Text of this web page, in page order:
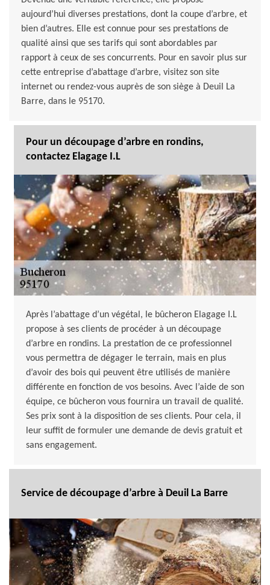
aujourd’hui diverses prestations, dont la coupe d’arbre, et
bien d’autres. Elle est connue pour ses prestations de
qualité ainsi que ses tarifs qui sont abordables par
rapport à ceux de ses concurrents. Pour en savoir plus sur
cette entreprise d’abattage d’arbre, visitez son site
internet ou rendez-vous auprès de son siège à Deuil La
Barre, dans le 95170.
Pour un découpage d’arbre en rondins,
contactez Elagage I.L
Après l’abattage d’un végétal, le bûcheron Elagage I.L
propose à ses clients de procéder à un découpage
d’arbre en rondins. La prestation de ce professionnel
vous permettra de dégager le terrain, mais en plus
d’avoir des bois qui peuvent être utilisés de manière
différente en fonction de vos besoins. Avec l’aide de son
équipe, ce bûcheron vous fournira un travail de qualité.
Ses prix sont à la disposition de ses clients. Pour cela, il
leur suffit de formuler une demande de devis gratuit et
sans engagement.
Service de découpage d’arbre à Deuil La Barre